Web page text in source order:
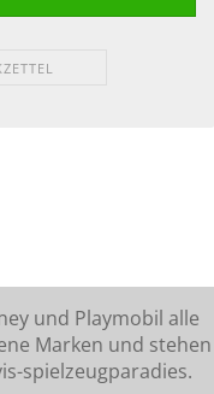
und Playmobil alle
Marken und stehen
spielzeugparadies.